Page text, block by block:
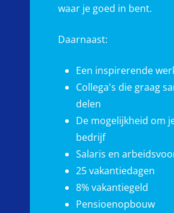
waar je goed in bent.
Daarnaast:
Een inspirerende
Collega's die graag
delen
De mogelijkheid om
bedrijf
Salaris en
25 vakantiedagen
8% vakantiegeld
Pensioenopbouw